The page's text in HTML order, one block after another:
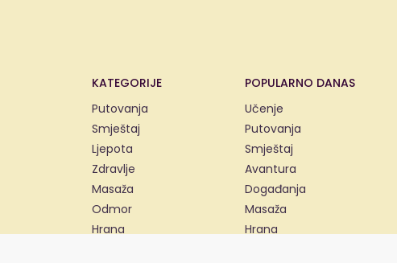
KATEGORIJE
Putovanja
Smještaj
Ljepota
Zdravlje
Masaža
Odmor
Hrana
POPULARNO DANAS
Učenje
Putovanja
Smještaj
Avantura
Događanja
Masaža
Hrana